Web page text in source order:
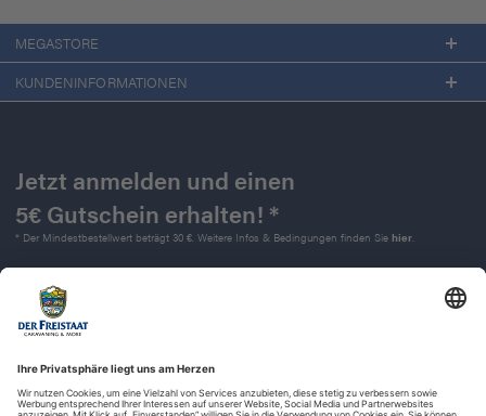
MEGASTORE
KUNDENINFORMATIONEN
Jetzt anmelden und einen
5€ Gutschein erhalten! *
* Der Mindestbestellwert beträgt 30 €. Weitere Infos & Bedingungen finden Sie hier.